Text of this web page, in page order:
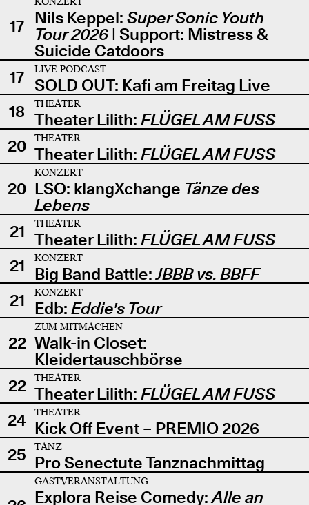
17 Nils Keppel: Super Sonic Youth
Tour 2026| Support: Mistress &
Suicide Catdoors
17
LIVE-PODCAST
SOLD OUT: Kafi am Freitag Live
18
THEATER
Theater Lilith: FLÜGEL AM FUSS
20
THEATER
Theater Lilith: FLÜGEL AM FUSS
20
KONZERT
LSO: klangXchange Tänze des
Lebens
21
THEATER
Theater Lilith: FLÜGEL AM FUSS
21
KONZERT
Big Band Battle:JBBB vs. BBFF
21
KONZERT
Edb: Eddie's Tour
22
ZUM MITMACHEN
Walk-in Closet:
Kleidertauschbörse
22
THEATER
Theater Lilith: FLÜGEL AM FUSS
24
THEATER
Kick Off Event – PREMIO 2026
25
TANZ
Pro Senectute Tanznachmittag
GASTVERANSTALTUNG
Explora Reise Comedy:Alle an